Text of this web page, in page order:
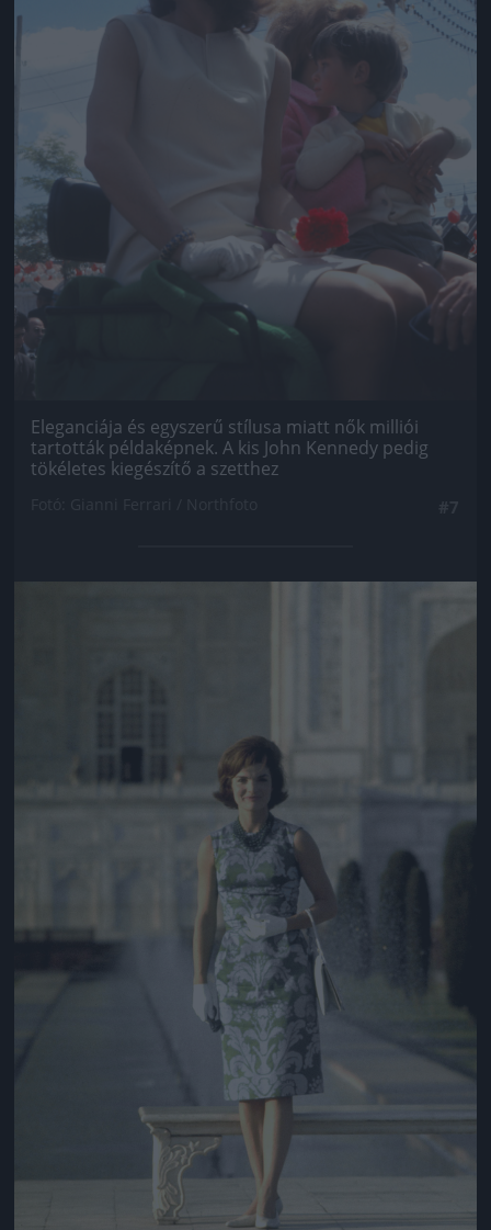
Eleganciája és egyszerű stílusa miatt nők milliói
tartották példaképnek. A kis John Kennedy pedig
tökéletes kiegészítő a szetthez